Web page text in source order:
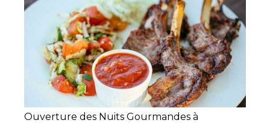
Ouverture des Nuits Gourmandes à